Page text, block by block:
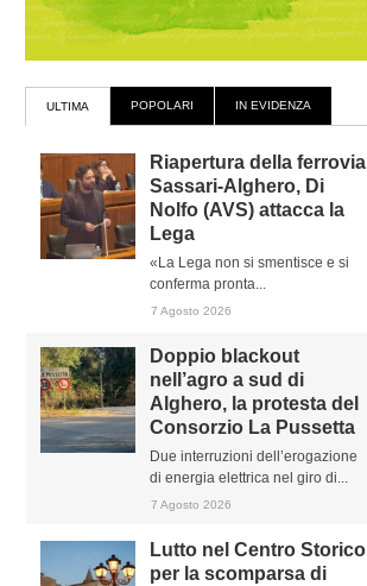
ULTIMA POPOLARI IN EVIDENZA
Riapertura della ferrovia
Sassari-Alghero, Di
Nolfo (AVS) attacca la
Lega
«La Lega non si smentisce e si
conferma pronta...
7 Agosto 2026
Doppio blackout
nell’agro a sud di
Alghero, la protesta del
Consorzio La Pussetta
Due interruzioni dell’erogazione
di energia elettrica nel giro di...
7 Agosto 2026
Lutto nel Centro Storico
per la scomparsa di